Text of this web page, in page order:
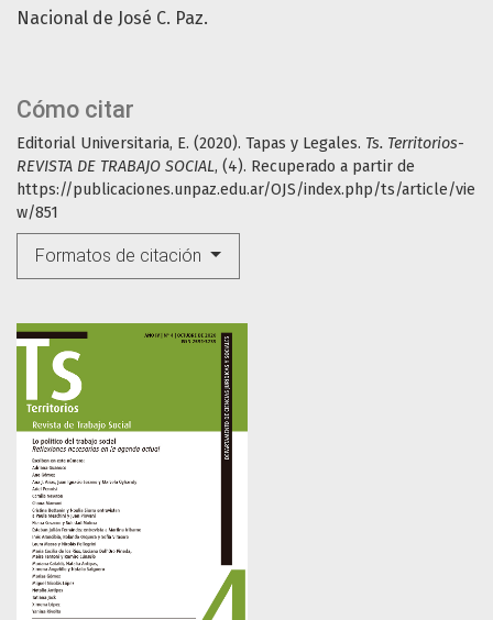
Cómo citar
Editorial Universitaria, E. (2020). Tapas y Legales. Ts. Territorios-
REVISTA DE TRABAJO SOCIAL, (4). Recuperado a partir de
https://publicaciones.unpaz.edu.ar/OJS/index.php/ts/article/vie
w/851
Formatos de citación
Nacional de José C. Paz.